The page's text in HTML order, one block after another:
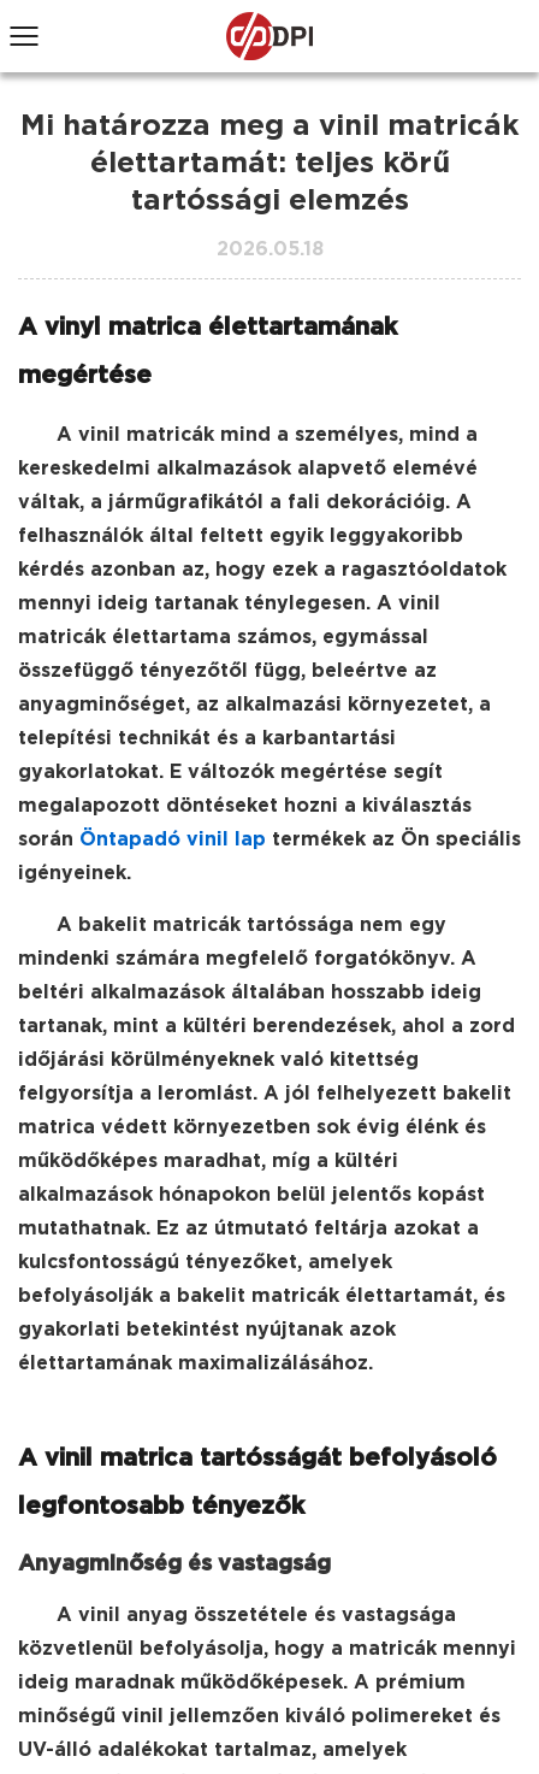
Mi határozza meg a vinil matricák
élettartamát: teljes körű
tartóssági elemzés
2026.05.18
A vinyl matrica élettartamának
megértése
A vinil matricák mind a személyes, mind a
kereskedelmi alkalmazások alapvető elemévé
váltak, a járműgrafikától a fali dekorációig. A
felhasználók által feltett egyik leggyakoribb
kérdés azonban az, hogy ezek a ragasztóoldatok
mennyi ideig tartanak ténylegesen. A vinil
matricák élettartama számos, egymással
összefüggő tényezőtől függ, beleértve az
anyagminőséget, az alkalmazási környezetet, a
telepítési technikát és a karbantartási
gyakorlatokat. E változók megértése segít
megalapozott döntéseket hozni a kiválasztás
során Öntapadó vinil lap termékek az Ön speciális
igényeinek.
A bakelit matricák tartóssága nem egy
mindenki számára megfelelő forgatókönyv. A
beltéri alkalmazások általában hosszabb ideig
tartanak, mint a kültéri berendezések, ahol a zord
időjárási körülményeknek való kitettség
felgyorsítja a leromlást. A jól felhelyezett bakelit
matrica védett környezetben sok évig élénk és
működőképes maradhat, míg a kültéri
alkalmazások hónapokon belül jelentős kopást
mutathatnak. Ez az útmutató feltárja azokat a
kulcsfontosságú tényezőket, amelyek
befolyásolják a bakelit matricák élettartamát, és
gyakorlati betekintést nyújtanak azok
élettartamának maximalizálásához.
A vinil matrica tartósságát befolyásoló
legfontosabb tényezők
Anyagminőség és vastagság
A vinil anyag összetétele és vastagsága
közvetlenül befolyásolja, hogy a matricák mennyi
ideig maradnak működőképesek. A prémium
minőségű vinil jellemzően kiváló polimereket és
UV-álló adalékokat tartalmaz, amelyek